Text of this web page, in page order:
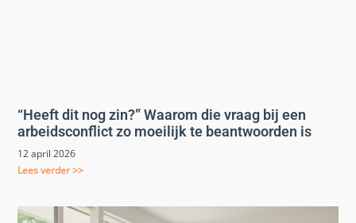
“Heeft dit nog zin?” Waarom die vraag bij een
arbeidsconflict zo moeilijk te beantwoorden is
12 april 2026
Lees verder >>